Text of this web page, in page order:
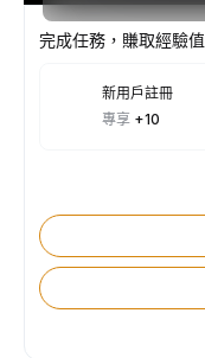
完成任務，賺取經驗值
新用戶註冊
專享 +10